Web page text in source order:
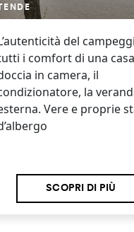
TENDE
del
i comfort di una
in camera, il
la
Vere e proprie
SCOPRI DI PIÙ